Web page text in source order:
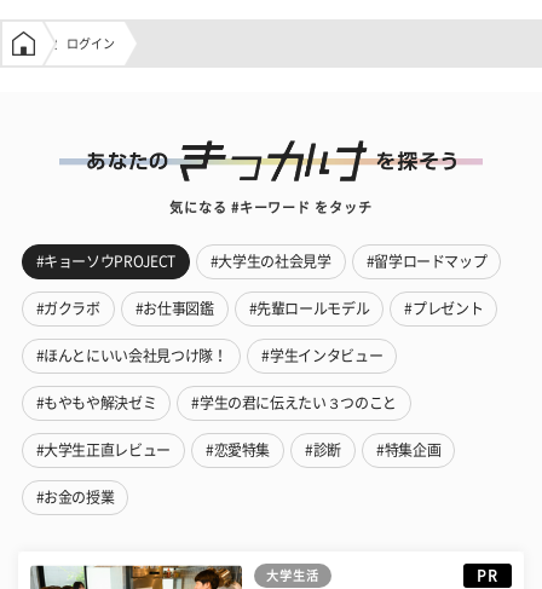
学生の窓口トップ
ログイン
気になる #キーワード をタッチ
#キョーソウPROJECT #大学生の社会見学 #留学ロードマップ
#ガクラボ #お仕事図鑑 #先輩ロールモデル #プレゼント
#ほんとにいい会社見つけ隊！ #学生インタビュー
#もやもや解決ゼミ #学生の君に伝えたい３つのこと
#大学生正直レビュー #恋愛特集 #診断 #特集企画
#お金の授業
大学生活 PR